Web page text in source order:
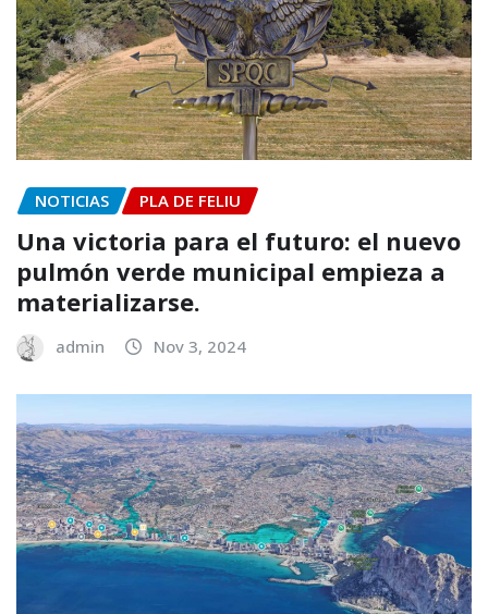
NOTICIAS PLA DE FELIU
Una victoria para el futuro: el nuevo
pulmón verde municipal empieza a
materializarse.
admin Nov 3, 2024